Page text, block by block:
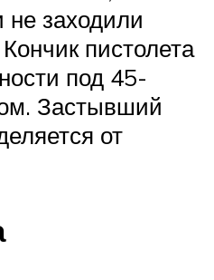
не заходили
пистолета
под 45-
Застывший
от